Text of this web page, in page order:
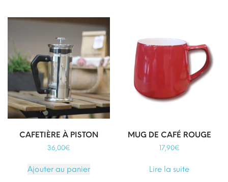
CAFETIÈRE À PISTON
36,00€
Ajouter au panier
MUG DE CAFÉ ROUGE
17,90€
Lire la suite